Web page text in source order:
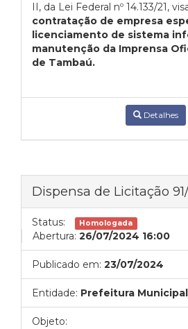
II, da Lei Federal nº 14.133/21,
contratação de empresa
licenciamento de sistema
manutenção da Imprensa
de Tambaú.
Detalhes
Dispensa de Licitação
Status: Homologada
Abertura: 26/07/2024 16:00
Publicado em: 23/07/2024
Entidade: Prefeitura
Objeto: